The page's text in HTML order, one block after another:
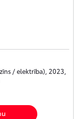
/ elektrība), 2023,